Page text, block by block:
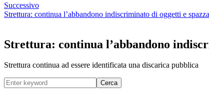
Successivo
Strettura: continua l’abbandono indiscriminato di oggetti e
Strettura: continua l’abbandono
Strettura continua ad essere identificata una discarica pubblica
Cerca